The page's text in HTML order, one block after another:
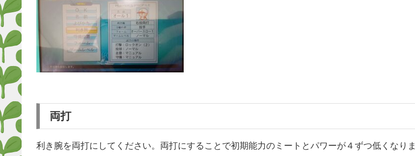
両打
利き腕を両打にしてください。両打にすることで初期能力のミートとパワーが４ずつ低くなりま